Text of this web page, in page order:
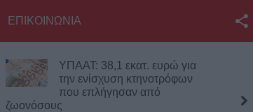
Twitter
YouTube
ΕΠΙΚΟΙΝΩΝΙΑ
ΥΠΑΑΤ: 38,1 εκατ. ευρώ για
την ενίσχυση κτηνοτρόφων
που επλήγησαν από
ζωονόσους